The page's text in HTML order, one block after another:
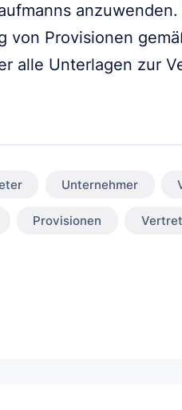
Provisionen
alle Unterlagen zur
Unternehmer
Provisionen